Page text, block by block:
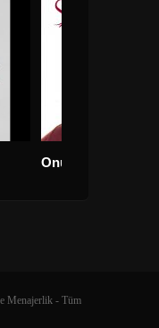
Şan
Menajerlik - Tüm